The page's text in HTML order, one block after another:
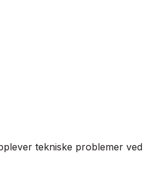
tekniske problemer ved